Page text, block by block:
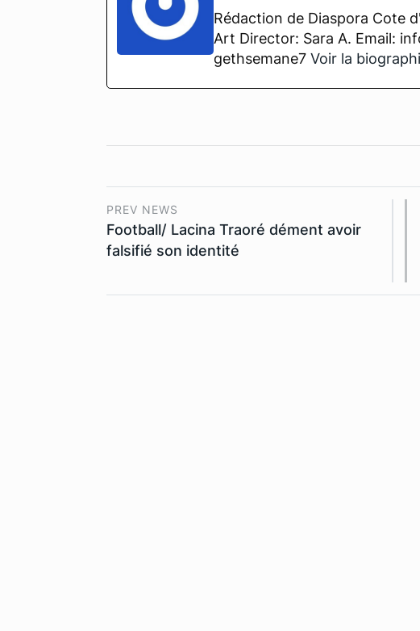
Rédaction de Diaspora Cote
Art Director: Sara A. Email:
gethsemane7 Voir la
PREV NEWS
Football/ Lacina Traoré dément avoir
falsifié son identité